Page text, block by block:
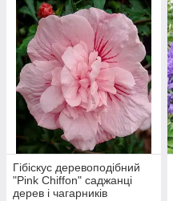
Гібіскус деревоподібний
"Pink Chiffon" саджанці
дерев і чагарників